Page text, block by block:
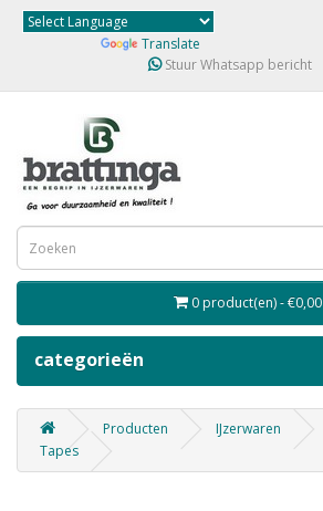
Translate
Stuur Whatsapp bericht
0 product(en) - €0,00
categorieën
Producten IJzerwaren
Tapes